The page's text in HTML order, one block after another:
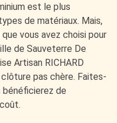
est le plus
de matériaux. Mais,
vous avez choisi pour
de Sauveterre De
Artisan RICHARD
pas chère. Faites-
de